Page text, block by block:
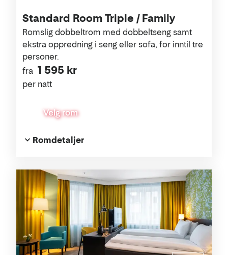
Standard Room Triple / Family
fra 1 595 kr
per natt
Romslig dobbeltrom med dobbeltseng samt
ekstra oppredning i seng eller sofa, for inntil tre
personer.
Velg rom
Romdetaljer